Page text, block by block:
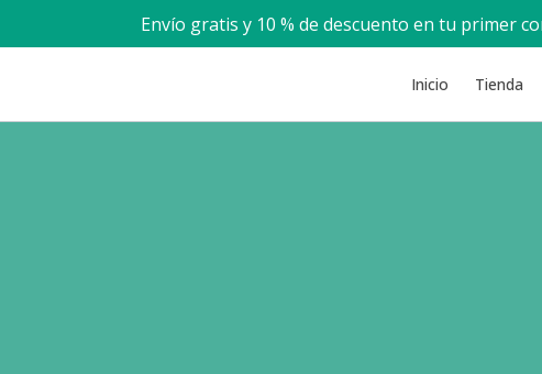
Envío gratis y 10 % de descuento en tu primer
Inicio Tienda